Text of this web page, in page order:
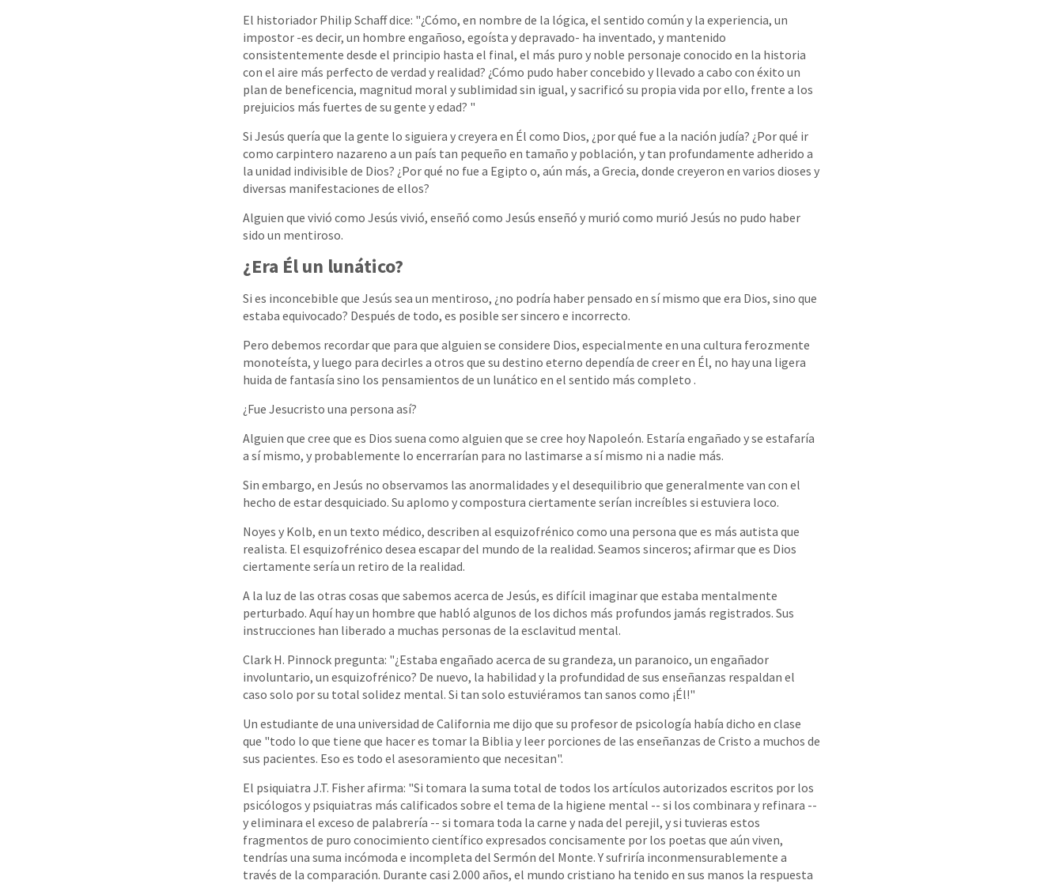
El historiador Philip Schaff dice: "¿Cómo, en nombre de la lógica, el sentido común y la experiencia, un
impostor -es decir, un hombre engañoso, egoísta y depravado- ha inventado, y mantenido
consistentemente desde el principio hasta el final, el más puro y noble personaje conocido en la historia
con el aire más perfecto de verdad y realidad? ¿Cómo pudo haber concebido y llevado a cabo con éxito un
plan de beneficencia, magnitud moral y sublimidad sin igual, y sacrificó su propia vida por ello, frente a los
prejuicios más fuertes de su gente y edad? "
Si Jesús quería que la gente lo siguiera y creyera en Él como Dios, ¿por qué fue a la nación judía? ¿Por qué ir
como carpintero nazareno a un país tan pequeño en tamaño y población, y tan profundamente adherido a
la unidad indivisible de Dios? ¿Por qué no fue a Egipto o, aún más, a Grecia, donde creyeron en varios dioses y
diversas manifestaciones de ellos?
Alguien que vivió como Jesús vivió, enseñó como Jesús enseñó y murió como murió Jesús no pudo haber
sido un mentiroso.
¿Era Él un lunático?
Si es inconcebible que Jesús sea un mentiroso, ¿no podría haber pensado en sí mismo que era Dios, sino que
estaba equivocado? Después de todo, es posible ser sincero e incorrecto.
Pero debemos recordar que para que alguien se considere Dios, especialmente en una cultura ferozmente
monoteísta, y luego para decirles a otros que su destino eterno dependía de creer en Él, no hay una ligera
huida de fantasía sino los pensamientos de un lunático en el sentido más completo .
¿Fue Jesucristo una persona así?
Alguien que cree que es Dios suena como alguien que se cree hoy Napoleón. Estaría engañado y se estafaría
a sí mismo, y probablemente lo encerrarían para no lastimarse a sí mismo ni a nadie más.
Sin embargo, en Jesús no observamos las anormalidades y el desequilibrio que generalmente van con el
hecho de estar desquiciado. Su aplomo y compostura ciertamente serían increíbles si estuviera loco.
Noyes y Kolb, en un texto médico, describen al esquizofrénico como una persona que es más autista que
realista. El esquizofrénico desea escapar del mundo de la realidad. Seamos sinceros; afirmar que es Dios
ciertamente sería un retiro de la realidad.
A la luz de las otras cosas que sabemos acerca de Jesús, es difícil imaginar que estaba mentalmente
perturbado. Aquí hay un hombre que habló algunos de los dichos más profundos jamás registrados. Sus
instrucciones han liberado a muchas personas de la esclavitud mental.
Clark H. Pinnock pregunta: "¿Estaba engañado acerca de su grandeza, un paranoico, un engañador
involuntario, un esquizofrénico? De nuevo, la habilidad y la profundidad de sus enseñanzas respaldan el
caso solo por su total solidez mental. Si tan solo estuviéramos tan sanos como ¡Él!"
Un estudiante de una universidad de California me dijo que su profesor de psicología había dicho en clase
que "todo lo que tiene que hacer es tomar la Biblia y leer porciones de las enseñanzas de Cristo a muchos de
sus pacientes. Eso es todo el asesoramiento que necesitan".
El psiquiatra J.T. Fisher afirma: "Si tomara la suma total de todos los artículos autorizados escritos por los
psicólogos y psiquiatras más calificados sobre el tema de la higiene mental -- si los combinara y refinara --
y eliminara el exceso de palabrería -- si tomara toda la carne y nada del perejil, y si tuvieras estos
fragmentos de puro conocimiento científico expresados ​​concisamente por los poetas que aún viven,
tendrías una suma incómoda e incompleta del Sermón del Monte. Y sufriría inconmensurablemente a
través de la comparación. Durante casi 2.000 años, el mundo cristiano ha tenido en sus manos la respuesta